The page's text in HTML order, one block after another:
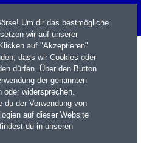
Um dir das bestmögliche
wir auf unserer
auf "Akzeptieren"
dass wir Cookies oder
dürfen. Über den Button
der genannten
oder widersprechen.
du der Verwendung von
auf dieser Website
du in unseren